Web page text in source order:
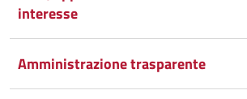
interesse
Amministrazione trasparente